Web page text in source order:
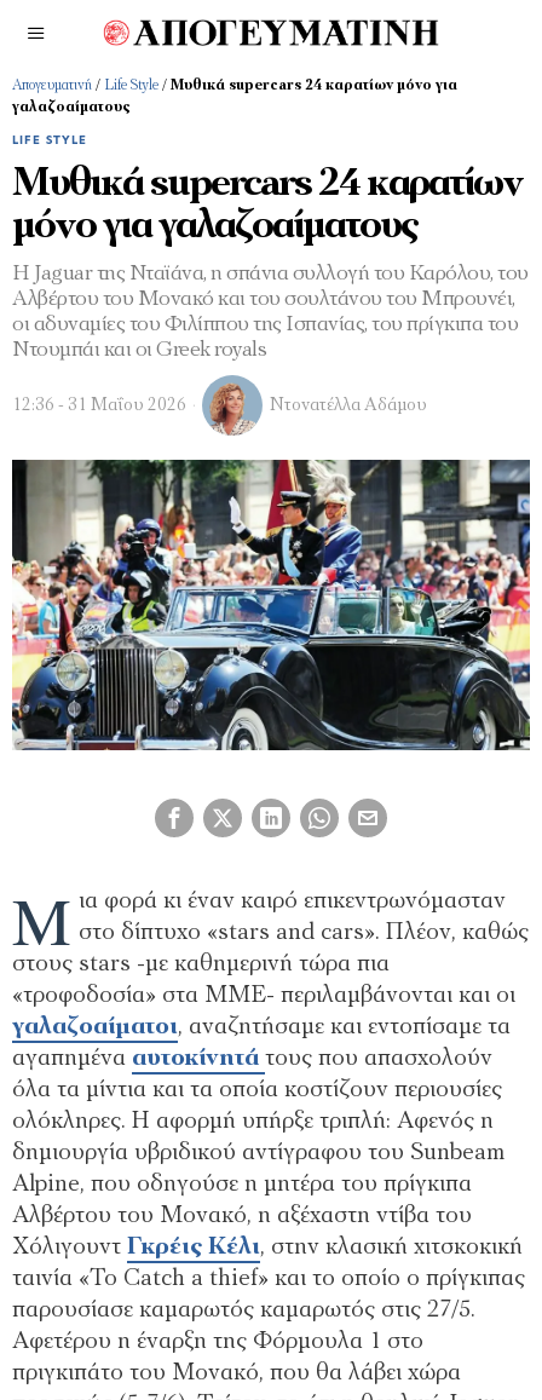
Απογευματινή / Life Style / Μυθικά supercars 24 καρατίων μόνο για
γαλαζοαίματους
LIFE STYLE
Μυθικά supercars 24 καρατίων
μόνο για γαλαζοαίματους
Η Jaguar της Νταϊάνα, η σπάνια συλλογή του Καρόλου, του
Αλβέρτου του Μονακό και του σουλτάνου του Μπρουνέι,
οι αδυναμίες του Φιλίππου της Ισπανίας, του πρίγκιπα του
Ντουμπάι και οι Greek royals
12:36 - 31 Μαΐου 2026 Ντονατέλλα Αδάμου
Μ ια φορά κι έναν καιρό επικεντρωνόμασταν
στο δίπτυχο «stars and cars». Πλέον, καθώς
στους stars -με καθημερινή τώρα πια
«τροφοδοσία» στα ΜΜΕ- περιλαμβάνονται και οι
γαλαζοαίματοι, αναζητήσαμε και εντοπίσαμε τα
αγαπημένα αυτοκίνητά τους που απασχολούν
όλα τα μίντια και τα οποία κοστίζουν περιουσίες
ολόκληρες. Η αφορμή υπήρξε τριπλή: Αφενός η
δημιουργία υβριδικού αντίγραφου του Sunbeam
Alpine, που οδηγούσε η μητέρα του πρίγκιπα
Αλβέρτου του Μονακό, η αξέχαστη ντίβα του
Χόλιγουντ Γκρέις Κέλι, στην κλασική χιτσκοκική
ταινία «To Catch a thief» και το οποίο ο πρίγκιπας
παρουσίασε καμαρωτός καμαρωτός στις 27/5.
Αφετέρου η έναρξη της Φόρμουλα 1 στο
πριγκιπάτο του Μονακό, που θα λάβει χώρα